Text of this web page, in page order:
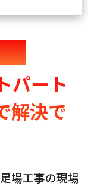
パート
解決で
場工事の現場